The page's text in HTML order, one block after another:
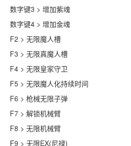
数字键3 > 增加紫魂
数字键4 > 增加金魂
F2 > 无限魔人槽
F3 > 无限真魔人槽
F4 > 无限皇家守卫
F5 > 无限魔人化持续时间
F6 > 枪械无限子弹
F7 > 解锁机械臂
F8 > 无限机械臂
F9 > 无限EX(尼禄)